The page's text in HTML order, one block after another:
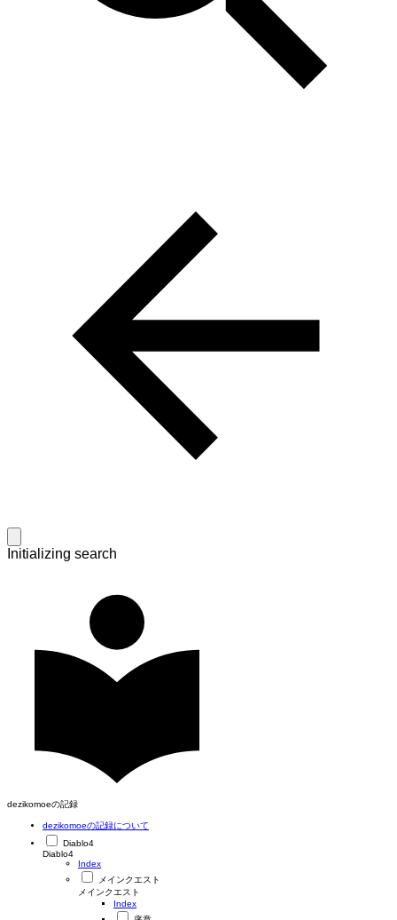
Initializing search
dezikomoeの記録
dezikomoeの記録について
Diablo4
Diablo4
Index
メインクエスト
メインクエスト
Index